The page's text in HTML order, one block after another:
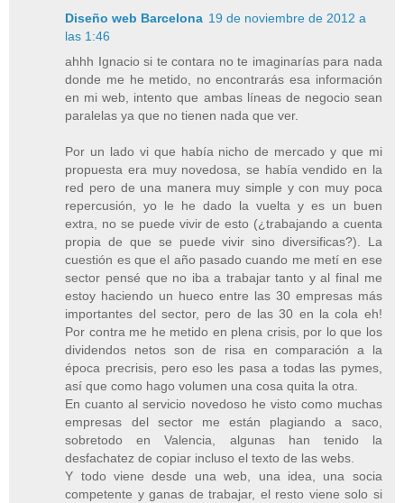
Diseño web Barcelona 19 de noviembre de 2012 a
las 1:46
ahhh Ignacio si te contara no te imaginarías para nada
donde me he metido, no encontrarás esa información
en mi web, intento que ambas líneas de negocio sean
paralelas ya que no tienen nada que ver.
Por un lado vi que había nicho de mercado y que mi
propuesta era muy novedosa, se había vendido en la
red pero de una manera muy simple y con muy poca
repercusión, yo le he dado la vuelta y es un buen
extra, no se puede vivir de esto (¿trabajando a cuenta
propia de que se puede vivir sino diversificas?). La
cuestión es que el año pasado cuando me metí en ese
sector pensé que no iba a trabajar tanto y al final me
estoy haciendo un hueco entre las 30 empresas más
importantes del sector, pero de las 30 en la cola eh!
Por contra me he metido en plena crisis, por lo que los
dividendos netos son de risa en comparación a la
época precrisis, pero eso les pasa a todas las pymes,
así que como hago volumen una cosa quita la otra.
En cuanto al servicio novedoso he visto como muchas
empresas del sector me están plagiando a saco,
sobretodo en Valencia, algunas han tenido la
desfachatez de copiar incluso el texto de las webs.
Y todo viene desde una web, una idea, una socia
competente y ganas de trabajar, el resto viene solo si